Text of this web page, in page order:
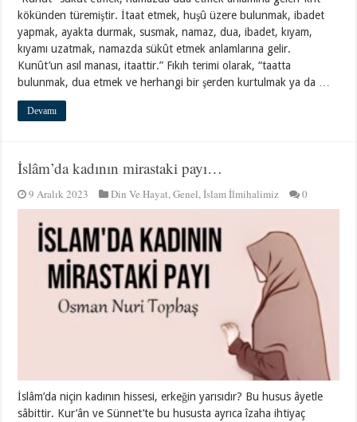
kökünden türemiştir. İtaat etmek, huşû üzere bulunmak, ibadet
yapmak, ayakta durmak, susmak, namaz, dua, ibadet, kıyam,
kıyamı uzatmak, namazda sükût etmek anlamlarına gelir.
Kunût’un asıl manası, itaattir.” Fıkıh terimi olarak, “taatta
bulunmak, dua etmek ve herhangi bir şerden kurtulmak ya da …
Devamı
İslâm’da kadının mirastaki payı…
9 Aralık 2023 Din Ve Hayat,Genel,İslam İlmihalimiz 0
İslâm’da niçin kadının hissesi, erkeğin yarısıdır? Bu husus âyetle
sâbittir. Kur’ân ve Sünnet’te bu hususta ayrıca îzaha ihtiyaç